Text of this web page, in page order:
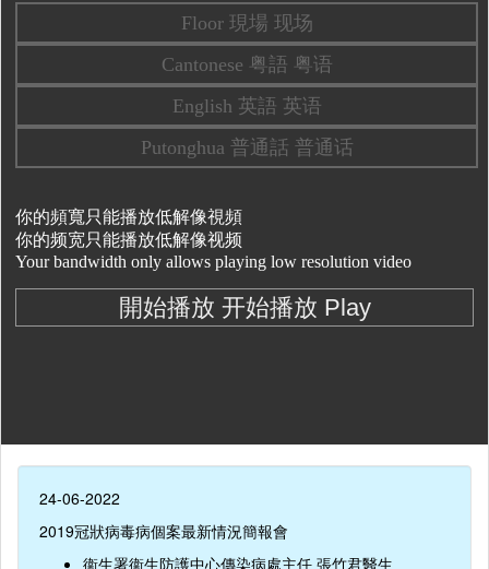
24-06-2022
2019冠狀病毒病個案最新情況簡報會
衞生署衞生防護中心傳染病處主任 張竹君醫生